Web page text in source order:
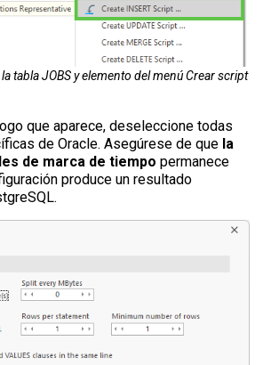
tabla JOBS y elemento del menú Crear script
que aparece, deseleccione todas
de Oracle. Asegúrese de que la
de marca de tiempo permanece
produce un resultado